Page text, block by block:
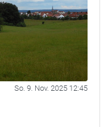
So. 9. Nov. 2025 12:45